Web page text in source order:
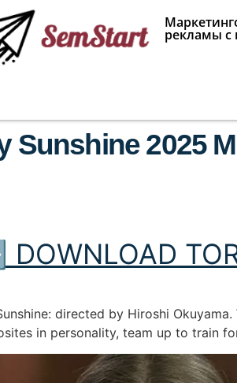
рекламы с
Sunshine 2025
directed by Hiroshi
in personality, team up to train